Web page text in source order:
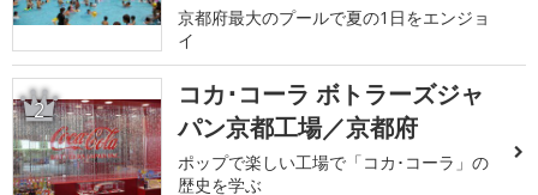
京都府最大のプールで夏の1日をエンジョ
イ
2
コカ･コーラ ボトラーズジャ
パン京都工場／京都府
ポップで楽しい工場で「コカ･コーラ」の
歴史を学ぶ